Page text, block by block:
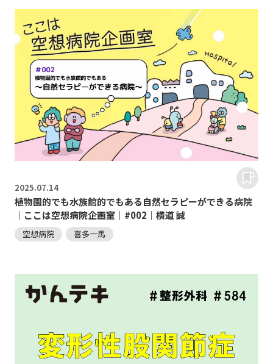
2025.07.14
植物園的でも水族館的でもある自然セラピーができる病院
｜ここは空想病院企画室｜#002｜横道 誠
空想病院 喜多一馬